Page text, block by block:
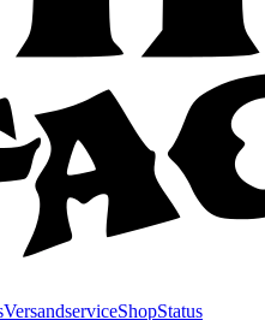
VersandserviceShopStatus